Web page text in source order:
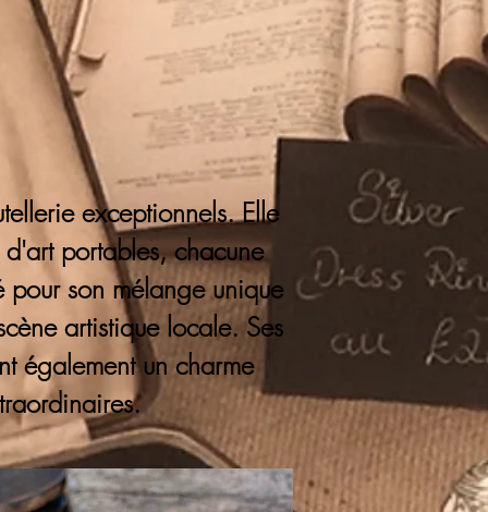
exceptionnels. Elle
portables, chacune
pour son mélange unique
artistique locale. Ses
également un charme